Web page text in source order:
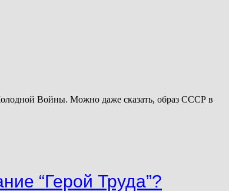
Войны. Можно даже сказать, образ СССР в
“Герой Труда”?